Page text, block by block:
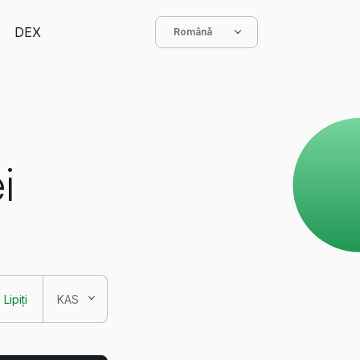
DEX Română
Lipiți KAS